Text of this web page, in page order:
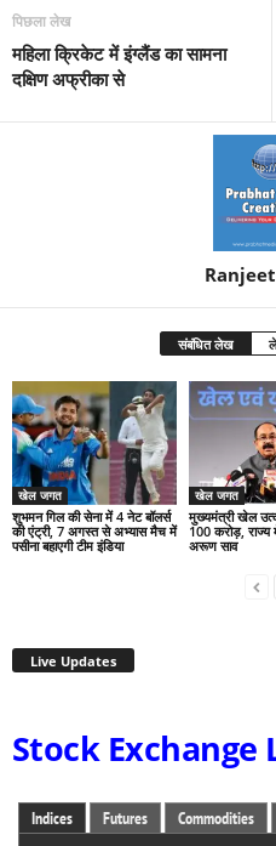
पिछला लेख
महिला क्रिकेट में इंग्लैंड का सामना
दक्षिण अफ्रीका से
संबंधित लेख
खेल जगत
शुभमन गिल की सेना में 4 नेट बॉलर्स
की एंट्री, 7 अगस्त से अभ्यास मैच में
पसीना बहाएगी टीम इंडिया
खेल जगत
मुख्यमंत्री खेल
100 करोड़, राज्य
अरूण साव
Live Updates
Stock Exchange